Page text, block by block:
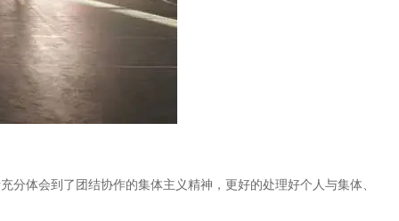
体会到了团结协作的集体主义精神，更好的处理好个人与集体、